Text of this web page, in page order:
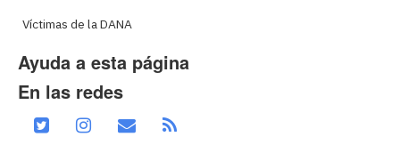
Víctimas de la DANA
Ayuda a esta página
En las redes